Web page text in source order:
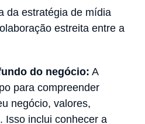
da estratégia de mídia
estreita entre a
do negócio: A
para compreender
negócio, valores,
Isso inclui conhecer a